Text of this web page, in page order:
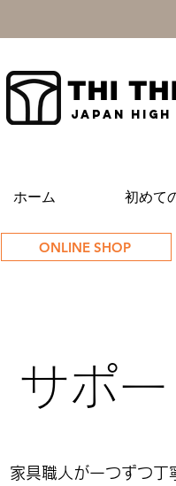
THI
JAPAN
ホーム 初めて
ONLINE SHOP
サポー
家具職人が一つずつ丁